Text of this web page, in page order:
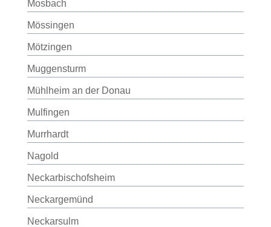
Mosbach
Mössingen
Mötzingen
Muggensturm
Mühlheim an der Donau
Mulfingen
Murrhardt
Nagold
Neckarbischofsheim
Neckargemünd
Neckarsulm